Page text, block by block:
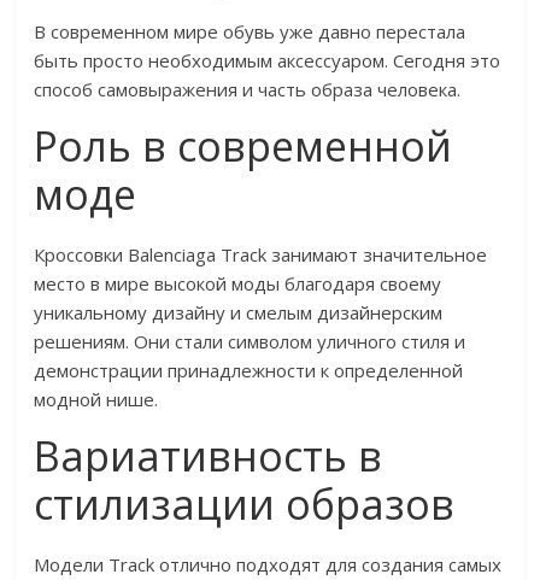
В современном мире обувь уже давно перестала
быть просто необходимым аксессуаром. Сегодня это
способ самовыражения и часть образа человека.
Роль в современной
моде
Кроссовки Balenciaga Track занимают значительное
место в мире высокой моды благодаря своему
уникальному дизайну и смелым дизайнерским
решениям. Они стали символом уличного стиля и
демонстрации принадлежности к определенной
модной нише.
Вариативность в
стилизации образов
Модели Track отлично подходят для создания самых